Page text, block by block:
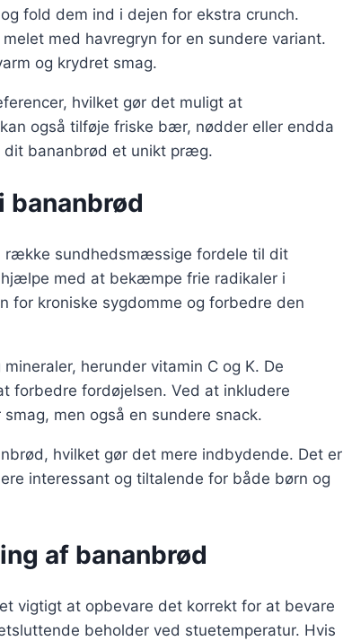
fold dem ind i dejen for ekstra crunch.
med havregryn for en sundere variant.
og krydret smag.
hvilket gør det muligt at
også tilføje friske bær, nødder eller endda
bananbrød et unikt præg.
bananbrød
sundhedsmæssige fordele til dit
med at bekæmpe frie radikaler i
for kroniske sygdomme og forbedre den
herunder vitamin C og K. De
forbedre fordøjelsen. Ved at inkludere
men også en sundere snack.
hvilket gør det mere indbydende. Det er
interessant og tiltalende for både børn og
af bananbrød
vigtigt at opbevare det korrekt for at bevare
beholder ved stuetemperatur. Hvis